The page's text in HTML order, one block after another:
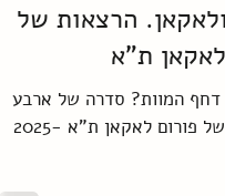
הרצאות של
ת"א
דחף המוות? סדרה של ארבע
הרצאות שניתנה בסמינר הקליני של פורום לאקאן ת"א 2025-